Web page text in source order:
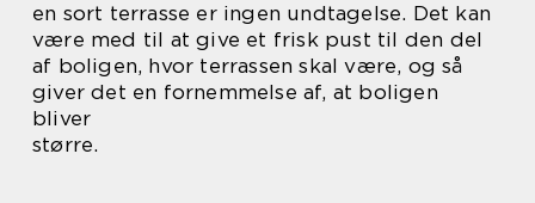
en sort terrasse er ingen undtagelse. Det kan
være med til at give et frisk pust til den del
af boligen, hvor terrassen skal være, og så
giver det en fornemmelse af, at boligen
bliver
større.